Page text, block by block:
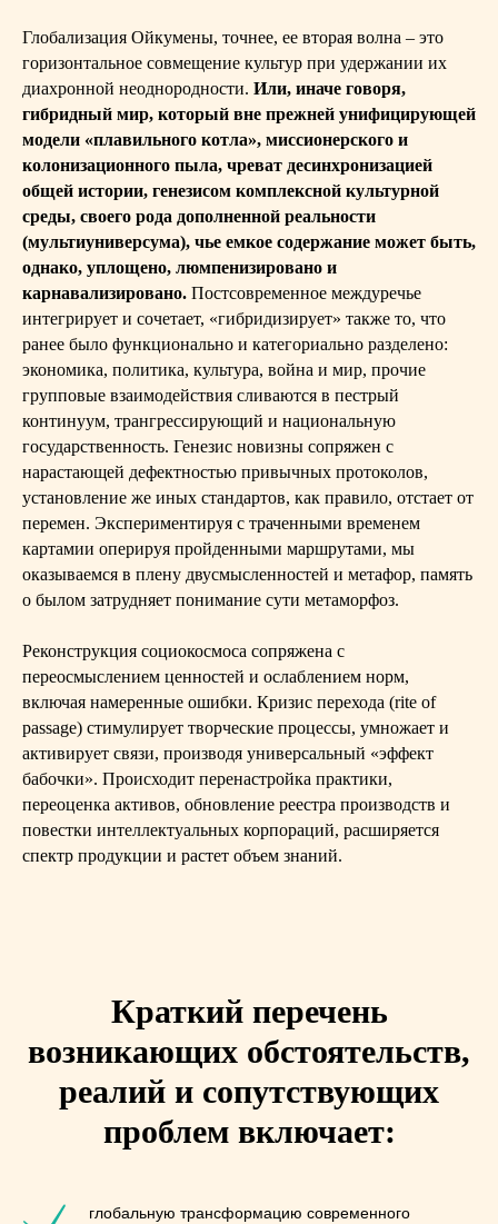
Глобализация Ойкумены, точнее, ее вторая волна – это
горизонтальное совмещение культур при удержании их
диахронной неоднородности. Или, иначе говоря,
гибридный мир, который вне прежней унифицирующей
модели «плавильного котла», миссионерского и
колонизационного пыла, чреват десинхронизацией
общей истории, генезисом комплексной культурной
среды, своего рода дополненной реальности
(мультиуниверсума), чье емкое содержание может быть,
однако, уплощено, люмпенизировано и
карнавализировано. Постсовременное междуречье
интегрирует и сочетает, «гибридизирует» также то, что
ранее было функционально и категориально разделено:
экономика, политика, культура, война и мир, прочие
групповые взаимодействия сливаются в пестрый
континуум, трангрессирующий и национальную
государственность. Генезис новизны сопряжен с
нарастающей дефектностью привычных протоколов,
установление же иных стандартов, как правило, отстает от
перемен. Экспериментируя с траченными временем
картамии оперируя пройденными маршрутами, мы
оказываемся в плену двусмысленностей и метафор, память
о былом затрудняет понимание сути метаморфоз.
Реконструкция социокосмоса сопряжена с
переосмыслением ценностей и ослаблением норм,
включая намеренные ошибки. Кризис перехода (rite of
passage) стимулирует творческие процессы, умножает и
активирует связи, производя универсальный «эффект
бабочки». Происходит перенастройка практики,
переоценка активов, обновление реестра производств и
повестки интеллектуальных корпораций, расширяется
спектр продукции и растет объем знаний.
Краткий перечень
возникающих обстоятельств,
реалий и сопутствующих
проблем включает:
глобальную трансформацию современного